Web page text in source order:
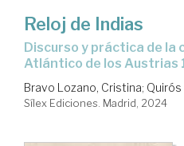
Reloj de Indias
discurso y práctica de la conservación en el
Atlántico de los Austrias
Bravo Lozano, Cristina;
Sílex Ediciones. Madrid, 2024